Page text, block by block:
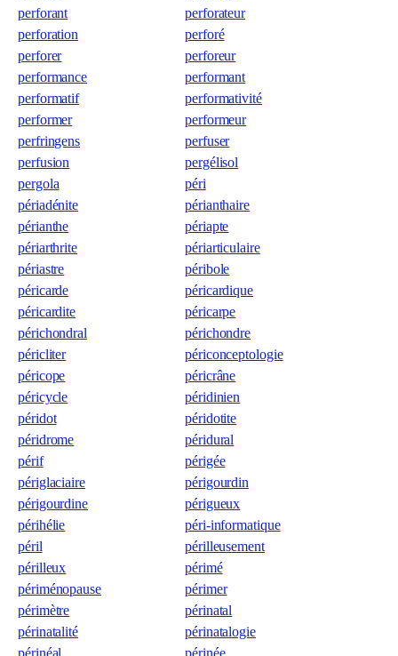
perforant
perforateur
perforation
perforé
perforer
perforeur
performance
performant
performatif
performativité
performer
performeur
perfringens
perfuser
perfusion
pergélisol
pergola
péri
périadénite
périanthaire
périanthe
périapte
périarthrite
périarticulaire
périastre
péribole
péricarde
péricardique
péricardite
péricarpe
périchondral
périchondre
péricliter
périconceptologie
péricope
péricrâne
péricycle
péridinien
péridot
péridotite
péridrome
péridural
périf
périgée
périglaciaire
périgourdin
périgourdine
périgueux
périhélie
péri-informatique
péril
périlleusement
périlleux
périmé
périménopause
périmer
périmètre
périnatal
périnatalité
périnatalogie
périnéal
périnée